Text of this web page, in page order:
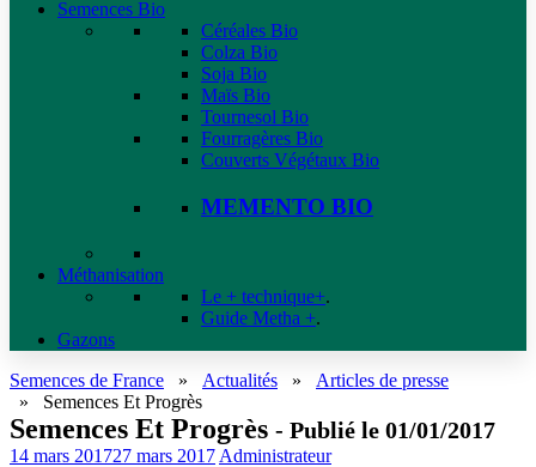
Semences Bio
Céréales Bio
Colza Bio
Soja Bio
Maïs Bio
Tournesol Bio
Fourragères Bio
Couverts Végétaux Bio
MEMENTO BIO
Méthanisation
Le + technique+.
Guide Metha +.
Gazons
Semences de France » Actualités » Articles de presse
» Semences Et Progrès
Semences Et Progrès - Publié le 01/01/2017
14 mars 201727 mars 2017 Administrateur